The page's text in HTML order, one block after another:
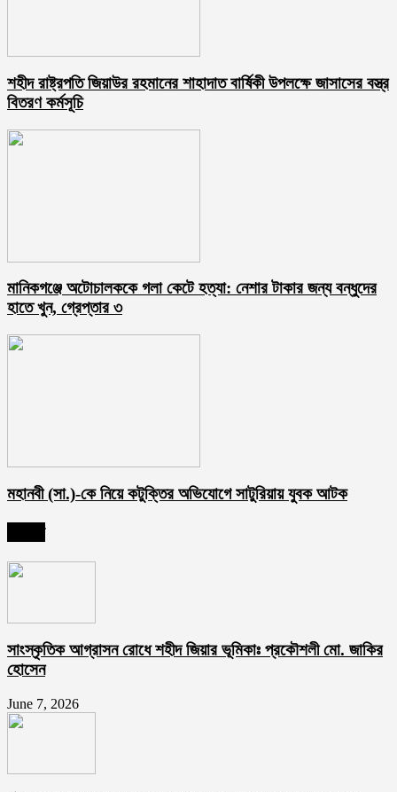
শহীদ রাষ্ট্রপতি জিয়াউর রহমানের শাহাদাত বার্ষিকী উপলক্ষে জাসাসের বস্ত্র
বিতরণ কর্মসূচি
মানিকগঞ্জে অটোচালককে গলা কেটে হত্যা: নেশার টাকার জন্য বন্ধুদের
হাতে খুন, গ্রেপ্তার ৩
মহানবী (সা.)-কে নিয়ে কটুক্তির অভিযোগে সাটুরিয়ায় যুবক আটক
সাংস্কৃতিক আগ্রাসন রোধে শহীদ জিয়ার ভূমিকাঃ প্রকৌশলী মো. জাকির
হোসেন
June 7, 2026